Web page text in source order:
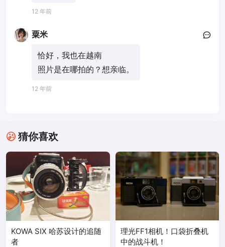
12 年前
粟米
恰好，我也在越南
照片是在哪拍的？想亲临。
12 年前
猜你喜欢
KOWA SIX 哈苏设计的追随
者
理光FF1相机！口袋折叠机
中的战斗机！